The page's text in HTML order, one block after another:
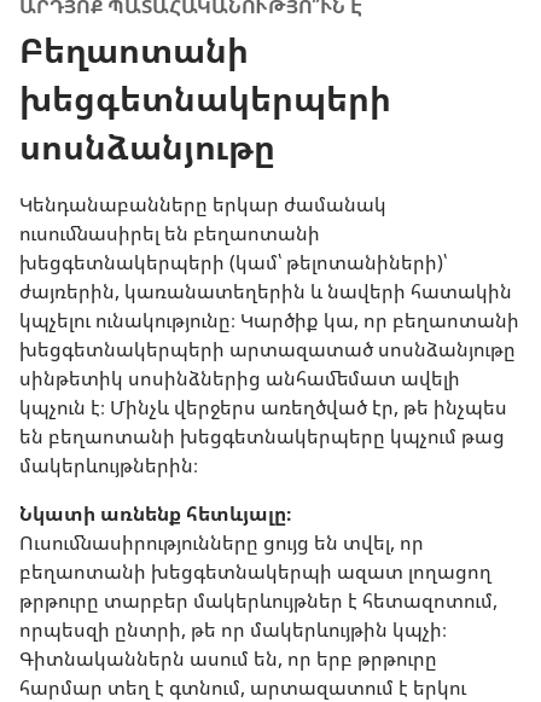
ԱՐԴՅՈՔ ՊԱՏԱՀԱԿԱՆՈՒԹՅՈ՞ՒՆ Է
Բեղաոտանի
խեցգետնակերպերի
սոսնձանյութը
Կենդանաբանները երկար ժամանակ
ուսումնասիրել են բեղաոտանի
խեցգետնակերպերի (կամ՝ թելոտանիների)՝
ժայռերին, կառանատեղերին և նավերի հատակին
կպչելու ունակությունը։ Կարծիք կա, որ բեղաոտանի
խեցգետնակերպերի արտազատած սոսնձանյութը
սինթետիկ սոսինձներից անհամեմատ ավելի
կպչուն է։ Մինչև վերջերս առեղծված էր, թե ինչպես
են բեղաոտանի խեցգետնակերպերը կպչում թաց
մակերևույթներին։
Նկատի առնենք հետևյալը։
Ուսումնասիրությունները ցույց են տվել, որ
բեղաոտանի խեցգետնակերպի ազատ լողացող
թրթուրը տարբեր մակերևույթներ է հետազոտում,
որպեսզի ընտրի, թե որ մակերևույթին կպչի։
Գիտնականներն ասում են, որ երբ թրթուրը
հարմար տեղ է գտնում, արտազատում է երկու